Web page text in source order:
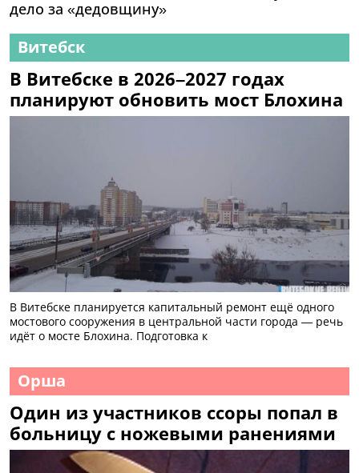
дело за «дедовщину»
Витебск
В Витебске в 2026–2027 годах
планируют обновить мост Блохина
В Витебске планируется капитальный ремонт ещё одного
мостового сооружения в центральной части города — речь
идёт о мосте Блохина. Подготовка к
Орша
Один из участников ссоры попал в
больницу с ножевыми ранениями